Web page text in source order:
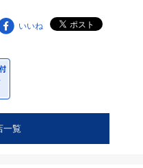
いいね
一覧